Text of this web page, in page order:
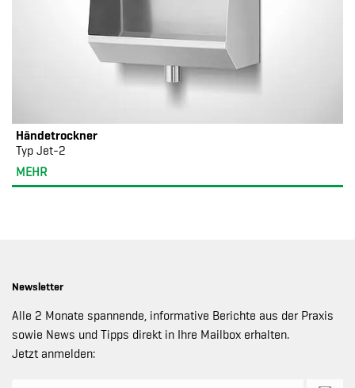
Händetrockner
Typ Jet-2
MEHR
Newsletter
Alle 2 Monate spannende, informative Berichte aus der Praxis
sowie News und Tipps direkt in Ihre Mailbox erhalten.
Jetzt anmelden: